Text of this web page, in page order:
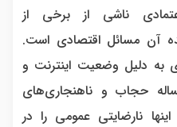
ناشی از برخی از
آن مسائل اقتصادی است.
به دلیل وضعیت اینترنت و
حجاب و ناهنجاری‌های
نارضایتی عمومی را در